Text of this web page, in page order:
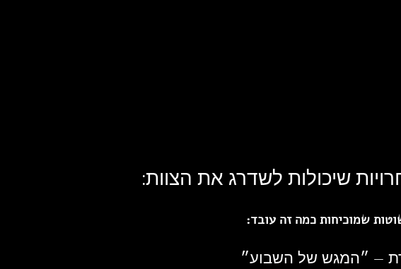
שיכולות לשדרג את הצוות:
שמוכיחות כמה זה עובד: